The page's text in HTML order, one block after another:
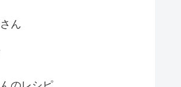
ん